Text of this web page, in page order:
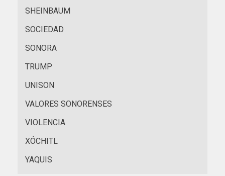
SHEINBAUM
SOCIEDAD
SONORA
TRUMP
UNISON
VALORES SONORENSES
VIOLENCIA
XÓCHITL
YAQUIS